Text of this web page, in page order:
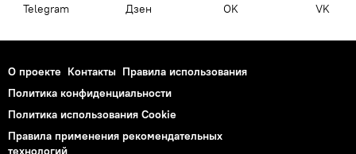
Telegram Дзен OK VK
О проекте Контакты Правила использования
Политика конфиденциальности
Политика использования Cookie
Правила применения рекомендательных
технологий